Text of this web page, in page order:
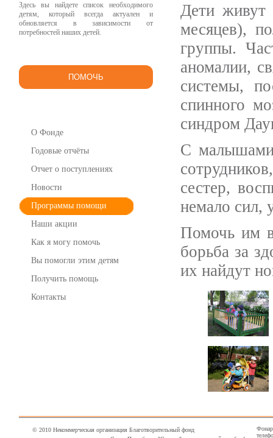
Здесь вы найдете список необходимого
детям, который всегда актуален и
обновляется в зависимости от
потребностей наших детей.
ПОМОЧЬ
О Фонде
Годовые отчёты
Отчет о поступлениях
Новости
Программы помощи
Наши акции
Как я могу помочь
Вы помогли этим детям
Получить помощь
Контакты
Дети
месяцев),
группы.
аномалии,
системы,
спинного
синдром
С малышами
сестер,
немало сил,
Помочь им
борьба за
их найдут
© 2010 Некоммерческая организация Благотворительный фонд